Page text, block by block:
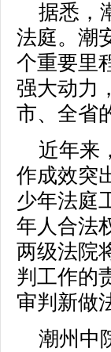
据悉，
法庭。潮
个重要里
强大动力
市、全省
近年来
作成效突
少年法庭
年人合法
两级法院
判工作的
审判新做
潮州中